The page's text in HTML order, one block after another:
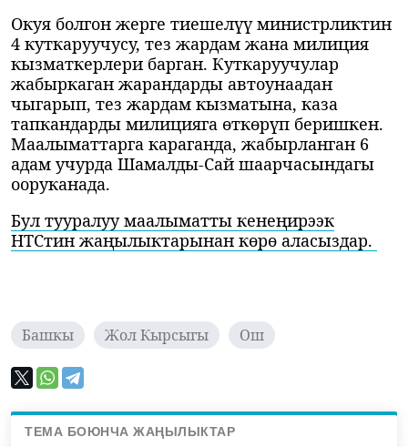
Окуя болгон жерге тиешелүү министрликтин
4 куткаруучусу, тез жардам жана милиция
кызматкерлери барган. Куткаруучулар
жабыркаган жарандарды автоунаадан
чыгарып, тез жардам кызматына, каза
тапкандарды милицияга өткөрүп беришкен.
Маалыматтарга караганда, жабырланган 6
адам учурда Шамалды-Сай шаарчасындагы
ооруканада.
Бул тууралуу маалыматты кенеңирээк
НТСтин жаңылыктарынан көрө аласыздар.
Башкы Жол Кырсыгы Ош
ТЕМА БОЮНЧА ЖАҢЫЛЫКТАР